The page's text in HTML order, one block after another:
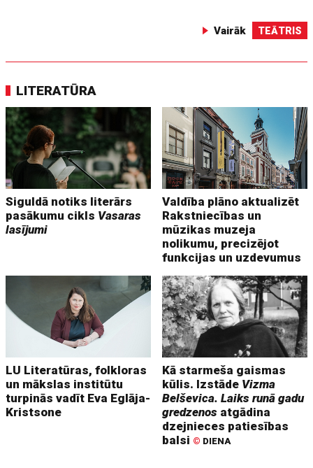
Vairāk TEĀTRIS
LITERATŪRA
Siguldā notiks literārs
pasākumu cikls Vasaras
lasījumi
Valdība plāno aktualizēt
Rakstniecības un
mūzikas muzeja
nolikumu, precizējot
funkcijas un uzdevumus
LU Literatūras, folkloras
un mākslas institūtu
turpinās vadīt Eva Eglāja-
Kristsone
Kā starmeša gaismas
kūlis. Izstāde Vizma
Belševica. Laiks runā gadu
gredzenos atgādina
dzejnieces patiesības
balsi © DIENA